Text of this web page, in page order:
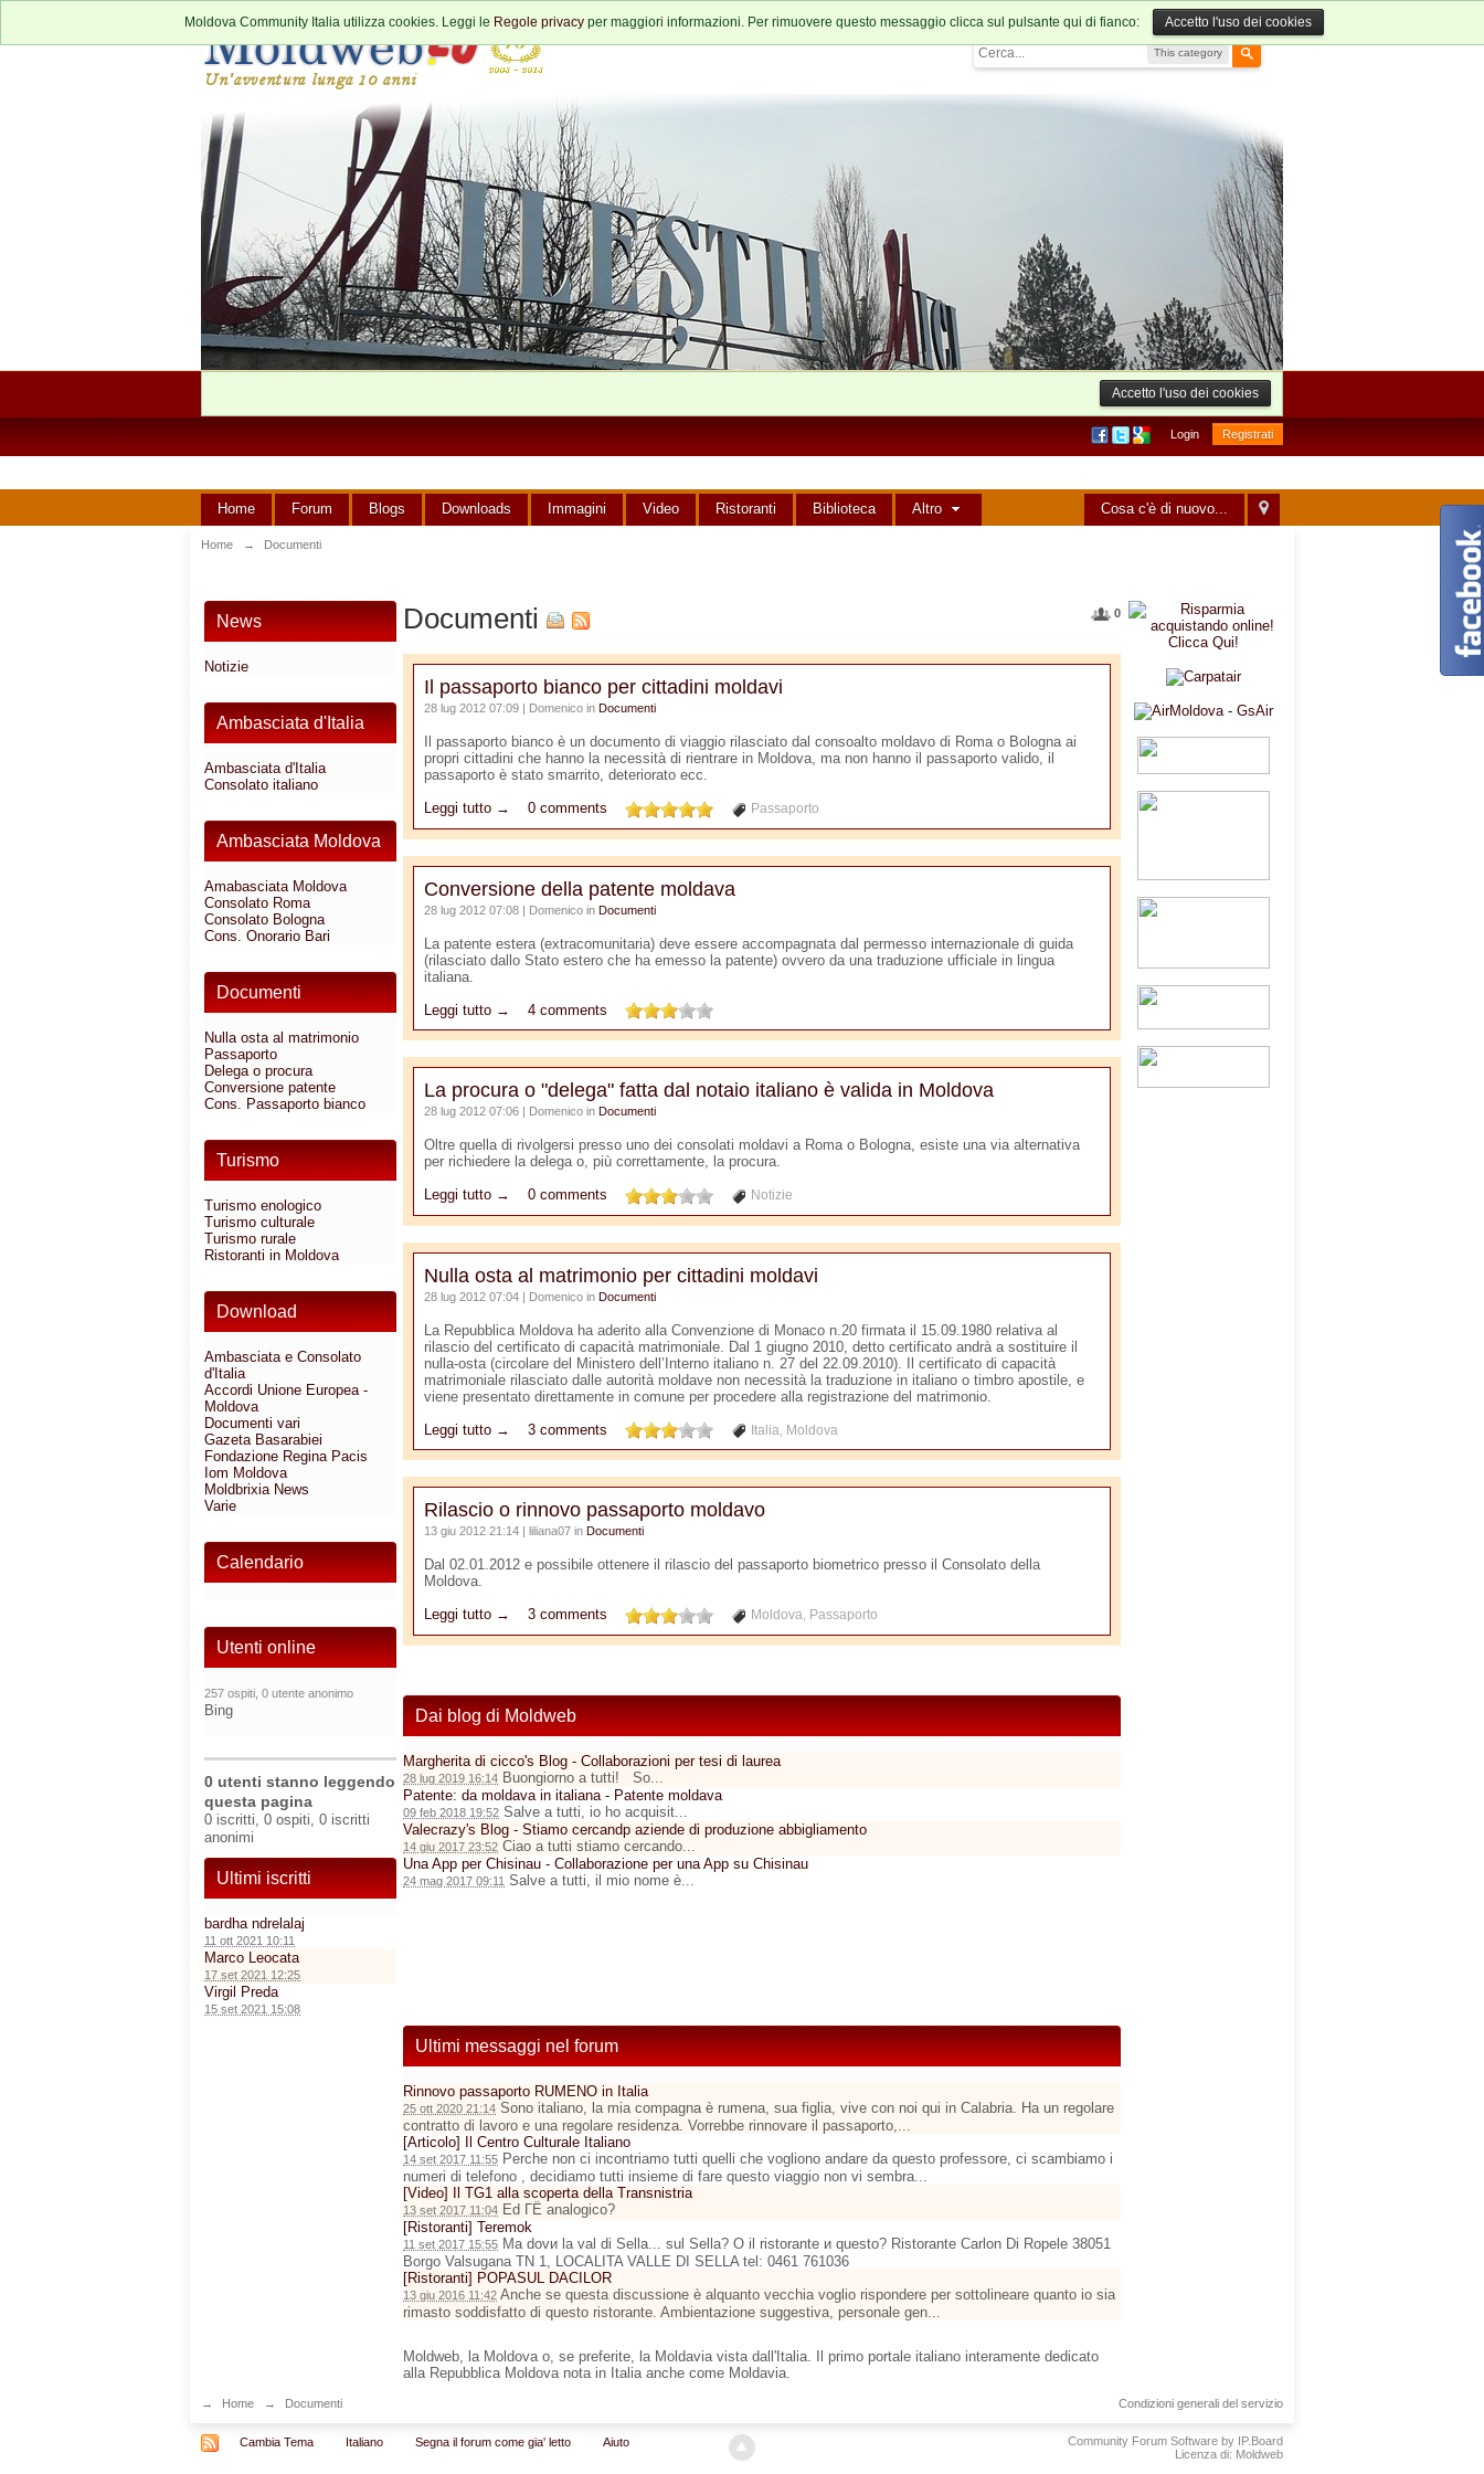
This category
Moldova Community Italia utilizza cookies. Leggi le Regole privacy per maggiori informazioni. Per rimuovere questo messaggio clicca sul pulsante qui di fianco: Accetto l'uso dei cookies
Accetto l'uso dei cookies
Login Registrati
Cosa c'è di nuovo...
Home Forum Blogs Downloads Immagini Video Ristoranti Biblioteca Altro
Home → Documenti
News
Notizie
Ambasciata d'Italia
Ambasciata d'Italia
Consolato italiano
Ambasciata Moldova
Amabasciata Moldova
Consolato Roma
Consolato Bologna
Cons. Onorario Bari
Documenti
Nulla osta al matrimonio
Passaporto
Delega o procura
Conversione patente
Cons. Passaporto bianco
Turismo
Turismo enologico
Turismo culturale
Turismo rurale
Ristoranti in Moldova
Download
Ambasciata e Consolato
d'Italia
Accordi Unione Europea -
Moldova
Documenti vari
Gazeta Basarabiei
Fondazione Regina Pacis
Iom Moldova
Moldbrixia News
Varie
Calendario
Utenti online
257 ospiti, 0 utente anonimo
Bing
0 utenti stanno leggendo
questa pagina
0 iscritti, 0 ospiti, 0 iscritti
anonimi
Ultimi iscritti
bardha ndrelalaj
11 ott 2021 10:11
Marco Leocata
17 set 2021 12:25
Virgil Preda
15 set 2021 15:08
0
Documenti
Il passaporto bianco per cittadini moldavi
28 lug 2012 07:09 | Domenico in Documenti
Il passaporto bianco è un documento di viaggio rilasciato dal consoalto moldavo di Roma o Bologna ai
propri cittadini che hanno la necessità di rientrare in Moldova, ma non hanno il passaporto valido, il
passaporto è stato smarrito, deteriorato ecc.
Leggi tutto →
0 comments Passaporto
Conversione della patente moldava
28 lug 2012 07:08 | Domenico in Documenti
La patente estera (extracomunitaria) deve essere accompagnata dal permesso internazionale di guida
(rilasciato dallo Stato estero che ha emesso la patente) ovvero da una traduzione ufficiale in lingua
italiana.
Leggi tutto →
4 comments
La procura o "delega" fatta dal notaio italiano è valida in Moldova
28 lug 2012 07:06 | Domenico in Documenti
Oltre quella di rivolgersi presso uno dei consolati moldavi a Roma o Bologna, esiste una via alternativa
per richiedere la delega o, più correttamente, la procura.
Leggi tutto →
0 comments Notizie
Nulla osta al matrimonio per cittadini moldavi
28 lug 2012 07:04 | Domenico in Documenti
La Repubblica Moldova ha aderito alla Convenzione di Monaco n.20 firmata il 15.09.1980 relativa al
rilascio del certificato di capacità matrimoniale. Dal 1 giugno 2010, detto certificato andrà a sostituire il
nulla-osta (circolare del Ministero dell’Interno italiano n. 27 del 22.09.2010). Il certificato di capacità
matrimoniale rilasciato dalle autorità moldave non necessità la traduzione in italiano o timbro apostile, e
viene presentato direttamente in comune per procedere alla registrazione del matrimonio.
Leggi tutto →
3 comments Italia Moldova
Rilascio o rinnovo passaporto moldavo
13 giu 2012 21:14 | liliana07 in Documenti
Dal 02.01.2012 e possibile ottenere il rilascio del passaporto biometrico presso il Consolato della
Moldova.
Leggi tutto →
3 comments Moldova Passaporto
Dai blog di Moldweb
Margherita di cicco's Blog - Collaborazioni per tesi di laurea
28 lug 2019 16:14 Buongiorno a tutti! So...
Patente: da moldava in italiana - Patente moldava
09 feb 2018 19:52 Salve a tutti, io ho acquisit...
Valecrazy's Blog - Stiamo cercandp aziende di produzione abbigliamento
14 giu 2017 23:52 Ciao a tutti stiamo cercando...
Una App per Chisinau - Collaborazione per una App su Chisinau
24 mag 2017 09:11 Salve a tutti, il mio nome è...
Ultimi messaggi nel forum
Rinnovo passaporto RUMENO in Italia
25 ott 2020 21:14 Sono italiano, la mia compagna è rumena, sua figlia, vive con noi qui in Calabria. Ha un regolare
contratto di lavoro e una regolare residenza. Vorrebbe rinnovare il passaporto,...
[Articolo] Il Centro Culturale Italiano
14 set 2017 11:55 Perche non ci incontriamo tutti quelli che vogliono andare da questo professore, ci scambiamo i
numeri di telefono , decidiamo tutti insieme di fare questo viaggio non vi sembra...
[Video] Il TG1 alla scoperta della Transnistria
13 set 2017 11:04 Ed ГЁ analogico?
[Ristoranti] Teremok
11 set 2017 15:55 Ma dovи la val di Sella... sul Sella? O il ristorante и questo? Ristorante Carlon Di Ropele 38051
Borgo Valsugana TN 1, LOCALITA VALLE DI SELLA tel: 0461 761036
[Ristoranti] POPASUL DACILOR
13 giu 2016 11:42 Anche se questa discussione è alquanto vecchia voglio rispondere per sottolineare quanto io sia
rimasto soddisfatto di questo ristorante. Ambientazione suggestiva, personale gen...
Moldweb, la Moldova o, se preferite, la Moldavia vista dall'Italia. Il primo portale italiano interamente dedicato
alla Repubblica Moldova nota in Italia anche come Moldavia.
→ Home → Documenti Condizioni generali del servizio
Cambia Tema Italiano Segna il forum come gia' letto Aiuto
Community Forum Software by IP.Board
Licenza di: Moldweb